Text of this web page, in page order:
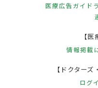
医療広告ガイド
【
情報掲載
【ドクターズ
ログ